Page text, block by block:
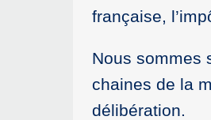
française,
Nous sommes
chaines de la
délibération.